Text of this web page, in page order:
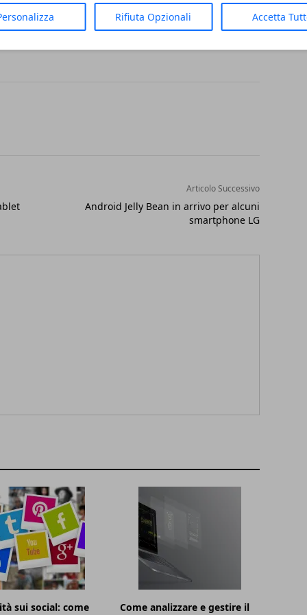
Rifiuta Opzionali Accetta
Articolo Successivo
Android Jelly Bean in arrivo per alcuni
smartphone LG
sui social: come
Come analizzare e gestire il